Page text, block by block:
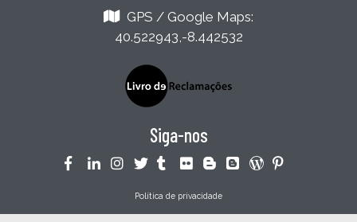
GPS / Google Maps:
40.522943,-8.442532
Siga-nos
Política de privacidade